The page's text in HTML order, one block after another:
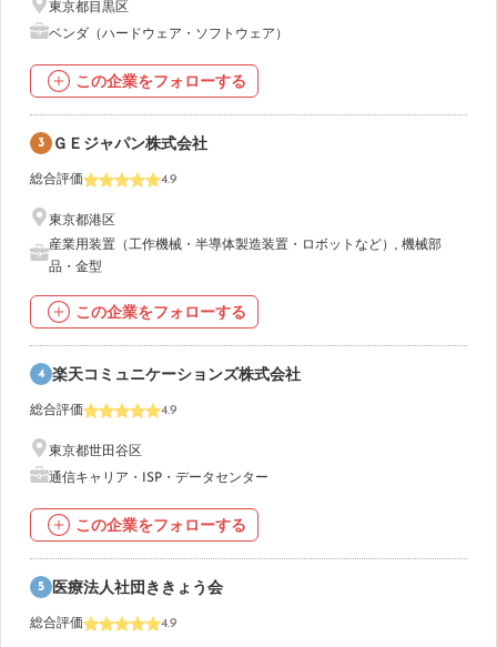
東京都目黒区
ベンダ（ハードウェア・ソフトウェア）
この企業をフォローする
3 ＧＥジャパン株式会社
総合評価 4.9
東京都港区
産業用装置（工作機械・半導体製造装置・ロボットなど） , 機械部
品・金型
この企業をフォローする
4 楽天コミュニケーションズ株式会社
総合評価 4.9
東京都世田谷区
通信キャリア・ISP・データセンター
この企業をフォローする
5 医療法人社団ききょう会
総合評価 4.9